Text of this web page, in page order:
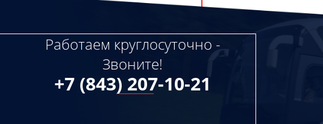
+7 (843) 207-10-21
manager@magistralbus.ru
Работаем круглосуточно -
Звоните!
+7 (843) 207-10-21